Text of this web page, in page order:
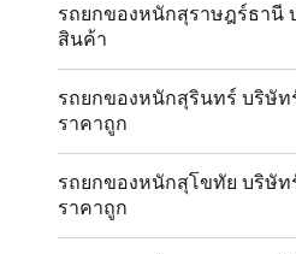
รถยกของหนักสุราษฎร์ธานี
สินค้า
รถยกของหนักสุรินทร์ บริษั
ราคาถูก
รถยกของหนักสุโขทัย บริษั
ราคาถูก